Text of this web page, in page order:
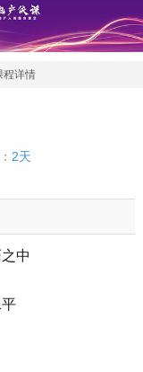
程详情
2天
中